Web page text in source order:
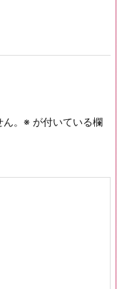
。 ※ が付いている欄